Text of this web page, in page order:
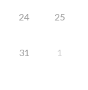
24 25
31 1